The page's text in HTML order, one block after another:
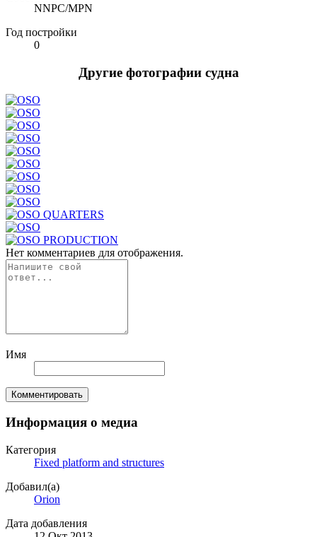
NNPC/MPN
Год постройки
0
Другие фотографии судна
Нет комментариев для отображения.
Имя
Комментировать
Информация о медиа
Категория
Fixed platform and structures
Добавил(а)
Orion
Дата добавления